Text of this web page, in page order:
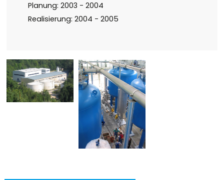
Planung: 2003 - 2004
Realisierung: 2004 - 2005